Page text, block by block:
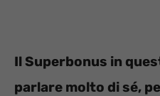
Il Superbonus in
parlare molto di sé,